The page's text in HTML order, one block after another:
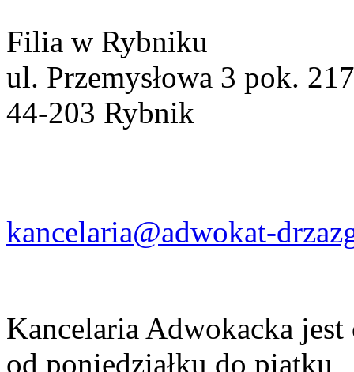
Filia w Rybniku
ul. Przemysłowa 3 pok. 217
44-203 Rybnik
kancelaria@adwokat-
Kancelaria Adwokacka jest
od poniedziałku do piątku